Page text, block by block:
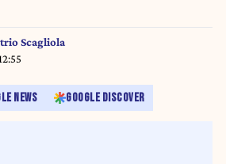
Scagliola
NEWS GOOGLE DISCOVER